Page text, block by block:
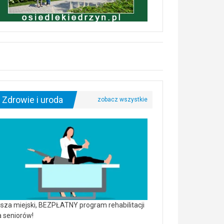
Zdrowie i uroda
miejski, BEZPŁATNY program rehabilitacji
seniorów!